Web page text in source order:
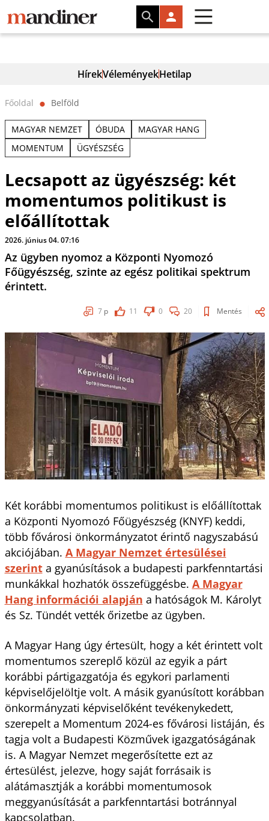
HírekVéleményekHetilap
Főoldal ⬤ Belföld
MAGYAR NEMZET ÓBUDA
MAGYAR HANG
MOMENTUM
ÜGYÉSZSÉG
Lecsapott az ügyészség: két
momentumos politikust is
előállítottak
2026. június 04. 07:16
Az ügyben nyomoz a Központi Nyomozó
Főügyészség, szinte az egész politikai spektrum
érintett.
7 p 11 0 20 Mentés
Két korábbi momentumos politikust is előállítottak
a Központi Nyomozó Főügyészség (KNYF) keddi,
több fővárosi önkormányzatot érintő nagyszabású
akciójában. A Magyar Nemzet értesülései
szerinta gyanúsítások a budapesti parkfenntartási
munkákkal hozhatók összefüggésbe. A Magyar
Hang információi alapján a hatóságok M. Károlyt
és Sz. Tündét vették őrizetbe az ügyben.
A Magyar Hang úgy értesült, hogy a két érintett volt
momentumos szereplő közül az egyik a párt
korábbi pártigazgatója és egykori parlamenti
képviselőjelöltje volt. A másik gyanúsított korábban
önkormányzati képviselőként tevékenykedett,
szerepelt a Momentum 2024-es fővárosi listáján, és
tagja volt a Budapesti Közművek igazgatóságának
is. A Magyar Nemzet megerősítette ezt az
értesülést, jelezve, hogy saját forrásaik is
alátámasztják a korábbi momentumosok
meggyanúsítását a parkfenntartási botránnyal
kapcsolatban.